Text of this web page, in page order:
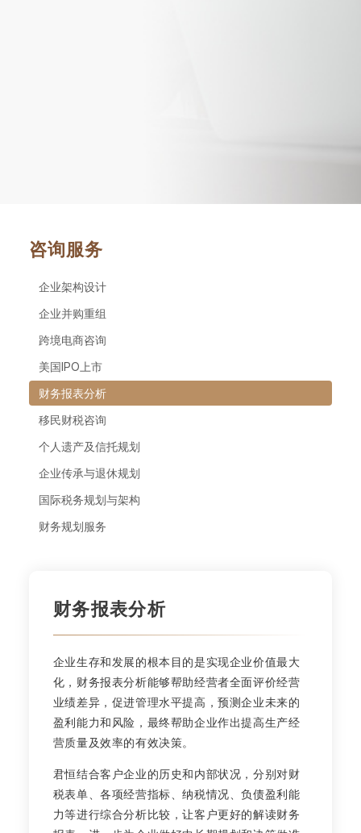
咨询服务
企业架构设计
企业并购重组
跨境电商咨询
美国IPO上市
财务报表分析
移民财税咨询
个人遗产及信托规划
企业传承与退休规划
国际税务规划与架构
财务规划服务
财务报表分析
企业生存和发展的根本目的是实现企业价值最大
化，财务报表分析能够帮助经营者全面评价经营
业绩差异，促进管理水平提高，预测企业未来的
盈利能力和风险，最终帮助企业作出提高生产经
营质量及效率的有效决策。
君恒结合客户企业的历史和内部状况，分别对财
税表单、各项经营指标、纳税情况、负债盈利能
力等进行综合分析比较，让客户更好的解读财务